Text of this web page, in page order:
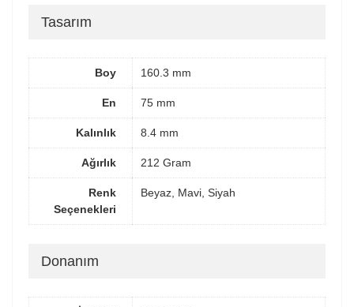
Tasarım
Boy 160.3 mm
En 75 mm
Kalınlık 8.4 mm
Ağırlık 212 Gram
Renk
Seçenekleri
Beyaz, Mavi, Siyah
Donanım